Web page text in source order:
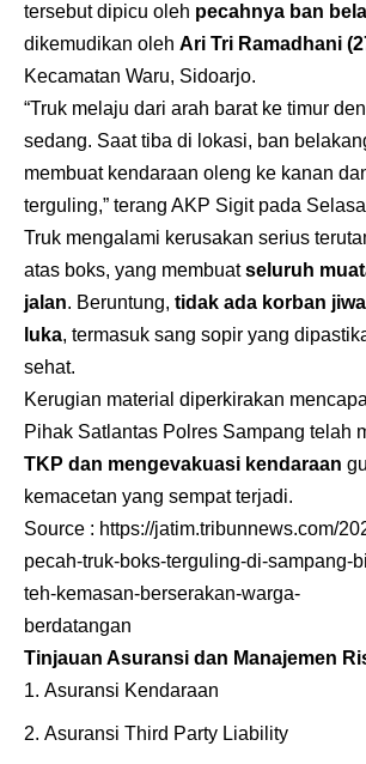
tersebut dipicu oleh pecahnya ban
dikemudikan oleh Ari Tri Ramadhani
Kecamatan Waru, Sidoarjo.
“Truk melaju dari arah barat ke timur
sedang. Saat tiba di lokasi, ban
membuat kendaraan oleng ke kanan
terguling,” terang AKP Sigit pada
Truk mengalami kerusakan serius
atas boks, yang membuatseluruh
jalan. Beruntung, tidak ada korban
luka, termasuk sang sopir yang
sehat.
Kerugian material diperkirakan
Pihak Satlantas Polres Sampang telah
TKP dan mengevakuasi kendaraan
kemacetan yang sempat terjadi.
Source : https://jatim.tribunnews.com/
pecah-truk-boks-terguling-di-sampang-
teh-kemasan-berserakan-warga-
berdatangan
Tinjauan Asuransi dan Manajemen
Asuransi Kendaraan
Asuransi Third Party Liability